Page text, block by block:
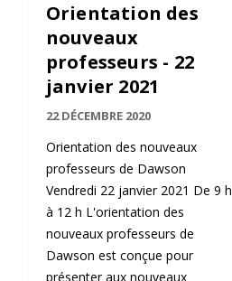
Orientation des
nouveaux
professeurs - 22
janvier 2021
22 DÉCEMBRE 2020
Orientation des nouveaux
professeurs de Dawson
Vendredi 22 janvier 2021 De 9 h
à 12 h L'orientation des
nouveaux professeurs de
Dawson est conçue pour
présenter aux nouveaux